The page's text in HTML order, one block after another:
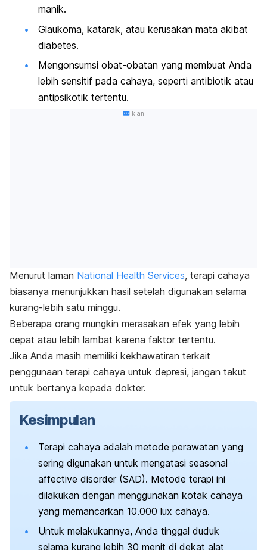
manik.
Glaukoma, katarak, atau kerusakan mata akibat
diabetes.
Mengonsumsi obat-obatan yang membuat Anda
lebih sensitif pada cahaya, seperti antibiotik atau
antipsikotik tertentu.
Iklan
Menurut laman National Health Services, terapi cahaya
biasanya menunjukkan hasil setelah digunakan selama
kurang-lebih satu minggu.
Beberapa orang mungkin merasakan efek yang lebih
cepat atau lebih lambat karena faktor tertentu.
Jika Anda masih memiliki kekhawatiran terkait
penggunaan terapi cahaya untuk depresi, jangan takut
untuk bertanya kepada dokter.
Kesimpulan
Terapi cahaya adalah metode perawatan yang
sering digunakan untuk mengatasi seasonal
affective disorder (SAD). Metode terapi ini
dilakukan dengan menggunakan kotak cahaya
yang memancarkan 10.000 lux cahaya.
Untuk melakukannya, Anda tinggal duduk
selama kurang lebih 30 menit di dekat alat